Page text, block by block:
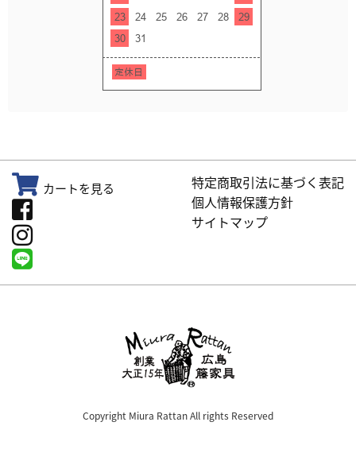
カートを見る
特定商取引法に基づく表記
個人情報保護方針
サイトマップ
Copyright Miura Rattan All rights Reserved